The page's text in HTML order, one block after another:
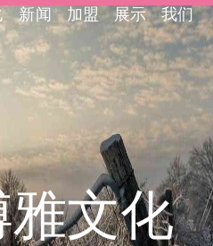
新闻
加盟
展示
我们
文化